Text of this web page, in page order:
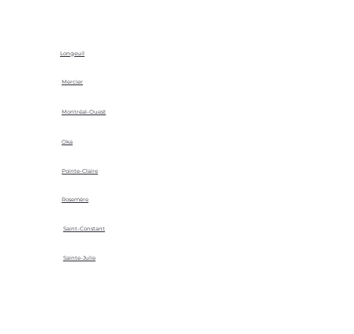
Longeuil
Mercier
Montréal-Ouest
Oka
Pointe-Claire
Rosemère
Saint-Constant
Sainte-Julie